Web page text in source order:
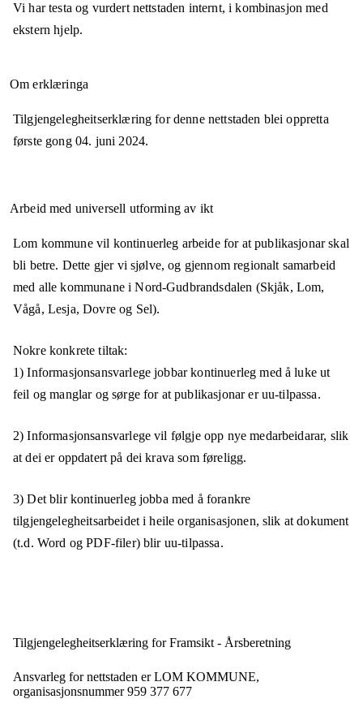
Vi har testa og vurdert nettstaden internt, i kombinasjon med
ekstern hjelp.
Om erklæringa
Tilgjengelegheitserklæring for denne nettstaden blei oppretta
første gong 04. juni 2024.
Arbeid med universell utforming av ikt
Lom kommune vil kontinuerleg arbeide for at publikasjonar skal
bli betre. Dette gjer vi sjølve, og gjennom regionalt samarbeid
med alle kommunane i Nord-Gudbrandsdalen (Skjåk, Lom,
Vågå, Lesja, Dovre og Sel).
Nokre konkrete tiltak:
1) Informasjonsansvarlege jobbar kontinuerleg med å luke ut
feil og manglar og sørge for at publikasjonar er uu-tilpassa.
2) Informasjonsansvarlege vil følgje opp nye medarbeidarar, slik
at dei er oppdatert på dei krava som føreligg.
3) Det blir kontinuerleg jobba med å forankre
tilgjengelegheitsarbeidet i heile organisasjonen, slik at dokument
(t.d. Word og PDF-filer) blir uu-tilpassa.
Tilgjengelegheits­erklæring forFramsikt - Årsberetning
Ansvarleg for nettstaden erLOM KOMMUNE,
organisasjonsnummer 959 377 677